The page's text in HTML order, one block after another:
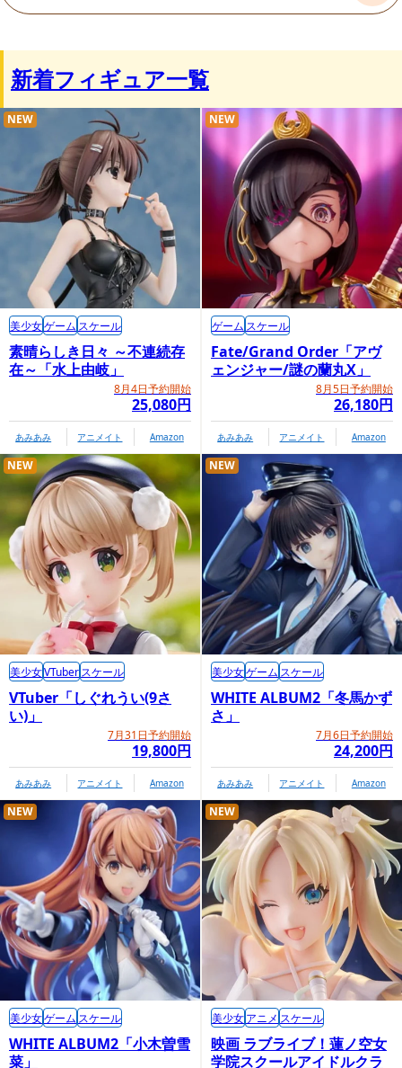
新着フィギュア一覧
素晴らしき日々 ～不連続存
在～「水上由岐」
8月4日予約開始
25,080円
NEW
美少女ゲーム スケール
あみあみ アニメイト Amazon
Fate/Grand Order「アヴ
ェンジャー/謎の蘭丸X」
8月5日予約開始
26,180円
NEW
ゲーム スケール
あみあみ アニメイト Amazon
VTuber「しぐれうい(9さ
い)」
7月31日予約開始
19,800円
NEW
美少女VTuberスケール
あみあみ アニメイト Amazon
WHITE ALBUM2「冬馬かず
さ」
7月6日予約開始
24,200円
NEW
美少女ゲーム スケール
あみあみ アニメイト Amazon
WHITE ALBUM2「小木曽雪
菜」
NEW
美少女ゲーム スケール
映画 ラブライブ！蓮ノ空女
学院スクールアイドルクラ
NEW
美少女アニメ スケール